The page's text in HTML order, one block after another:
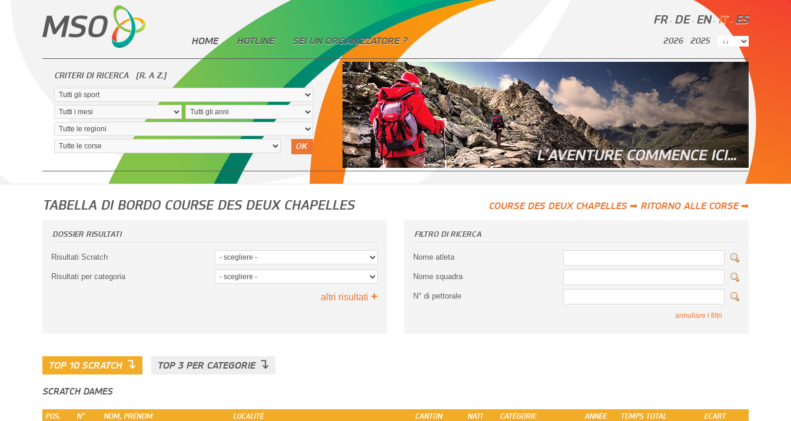
FR- DE- EN- IT - ES
HOME HOTLINE SEI UN ORGANIZZATORE ? 2026 2025
CRITERI DI RICERCA [R. A Z.]
OK
TABELLA DI BORDO COURSE DES DEUX CHAPELLES RITORNO ALLE CORSE ➡
COURSE DES DEUX CHAPELLES ➡
DOSSIER RISULTATI
Risultati Scratch
Risultati per categoria
altri risultati +
FILTRO DI RICERCA
Nome atleta
Nome squadra
N° di pettorale
annullare i filtri
TOP 10 SCRATCH ↴ TOP 3 PER CATEGORIE ↴
SCRATCH DAMES
POS. N° NOM, PRÉNOM LOCALITÉ CANTON NATI CATÉGORIE ANNÉE TEMPS TOTAL ECART